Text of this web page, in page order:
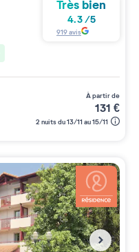
Très bien
4.3/5
919avis
à partir de
131 €
2 nuits du 13/11 au 15/11